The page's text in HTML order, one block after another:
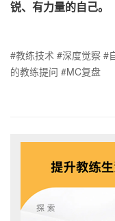
锐、有力量的自己。
#教练技术 #深度觉察 #
的教练提问 #MC复盘